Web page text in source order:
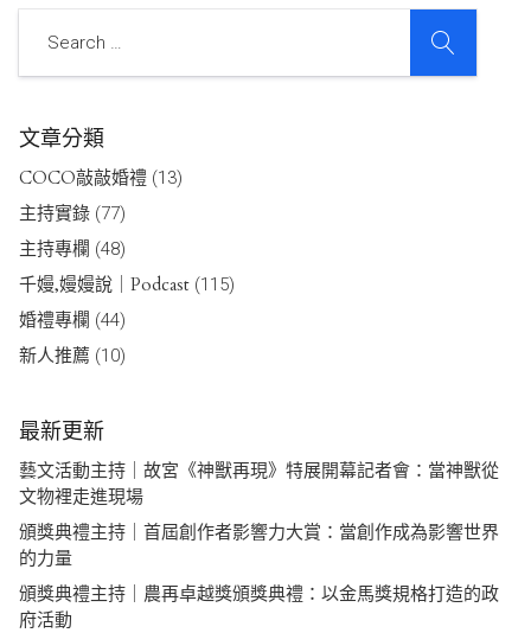
文章分類
COCO敲敲婚禮 (13)
主持實錄 (77)
主持專欄 (48)
千嫚,嫚嫚說｜Podcast (115)
婚禮專欄 (44)
新人推薦 (10)
最新更新
藝文活動主持｜故宮《神獸再現》特展開幕記者會：當神獸從
文物裡走進現場
頒獎典禮主持｜首屆創作者影響力大賞：當創作成為影響世界
的力量
頒獎典禮主持｜農再卓越獎頒獎典禮：以金馬獎規格打造的政
府活動